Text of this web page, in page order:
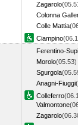
Zagarolo
Colonna
Colle Mattia
Ciampino
Ferentino-
Morolo(05.53)
Sgurgola
Anagni-Fiuggi
Colleferro
Valmontone
Zagarolo